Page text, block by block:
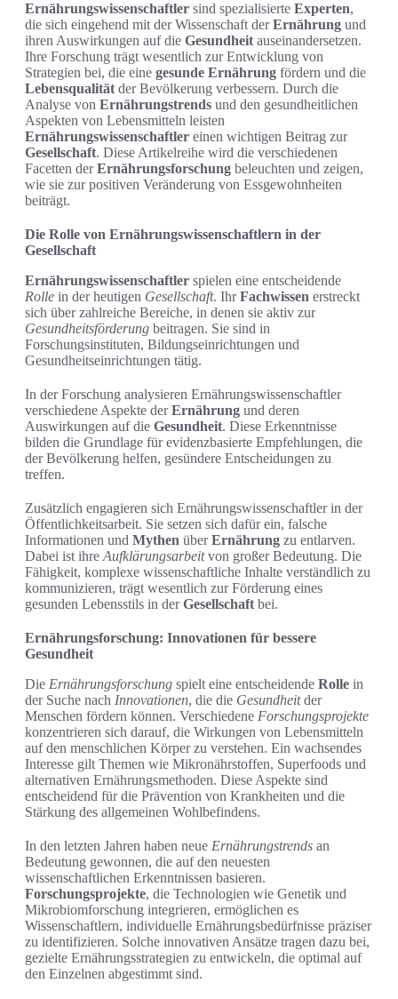
Ernährungswissenschaftler sind spezialisierte Experten,
die sich eingehend mit der Wissenschaft derErnährung und
ihren Auswirkungen auf die Gesundheit auseinandersetzen.
Ihre Forschung trägt wesentlich zur Entwicklung von
Strategien bei, die eine gesunde Ernährung fördern und die
Lebensqualität der Bevölkerung verbessern. Durch die
Analyse von Ernährungstrends und den gesundheitlichen
Aspekten von Lebensmitteln leisten
Ernährungswissenschaftler einen wichtigen Beitrag zur
Gesellschaft. Diese Artikelreihe wird die verschiedenen
Facetten derErnährungsforschung beleuchten und zeigen,
wie sie zur positiven Veränderung von Essgewohnheiten
beiträgt.
Die Rolle von Ernährungswissenschaftlern in der
Gesellschaft
Ernährungswissenschaftler spielen eine entscheidende
Rolle in der heutigen Gesellschaft. IhrFachwissen erstreckt
sich über zahlreiche Bereiche, in denen sie aktiv zur
Gesundheitsförderung beitragen. Sie sind in
Forschungsinstituten, Bildungseinrichtungen und
Gesundheitseinrichtungen tätig.
In der Forschung analysieren Ernährungswissenschaftler
verschiedene Aspekte derErnährung und deren
Auswirkungen auf die Gesundheit. Diese Erkenntnisse
bilden die Grundlage für evidenzbasierte Empfehlungen, die
der Bevölkerung helfen, gesündere Entscheidungen zu
treffen.
Zusätzlich engagieren sich Ernährungswissenschaftler in der
Öffentlichkeitsarbeit. Sie setzen sich dafür ein, falsche
Informationen und Mythen überErnährung zu entlarven.
Dabei ist ihre Aufklärungsarbeitvon großer Bedeutung. Die
Fähigkeit, komplexe wissenschaftliche Inhalte verständlich zu
kommunizieren, trägt wesentlich zur Förderung eines
gesunden Lebensstils in derGesellschaft bei.
Ernährungsforschung: Innovationen für bessere
Gesundheit
Die Ernährungsforschung spielt eine entscheidende Rolle in
der Suche nach Innovationen, die die Gesundheitder
Menschen fördern können. Verschiedene Forschungsprojekte
konzentrieren sich darauf, die Wirkungen von Lebensmitteln
auf den menschlichen Körper zu verstehen. Ein wachsendes
Interesse gilt Themen wie Mikronährstoffen, Superfoods und
alternativen Ernährungsmethoden. Diese Aspekte sind
entscheidend für die Prävention von Krankheiten und die
Stärkung des allgemeinen Wohlbefindens.
In den letzten Jahren haben neue Ernährungstrends an
Bedeutung gewonnen, die auf den neuesten
wissenschaftlichen Erkenntnissen basieren.
Forschungsprojekte, die Technologien wie Genetik und
Mikrobiomforschung integrieren, ermöglichen es
Wissenschaftlern, individuelle Ernährungsbedürfnisse präziser
zu identifizieren. Solche innovativen Ansätze tragen dazu bei,
gezielte Ernährungsstrategien zu entwickeln, die optimal auf
den Einzelnen abgestimmt sind.